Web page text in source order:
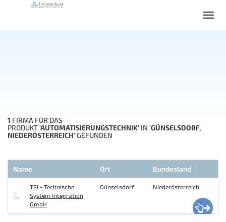
1 FIRMA FÜR DAS
PRODUKT'AUTOMATISIERUNGSTECHNIK' IN 'GÜNSELSDORF,
NIEDERÖSTERREICH'GEFUNDEN
Name Ort Bundesland
TSI - Technische
System Integration
GmbH
Günselsdorf Niederösterreich